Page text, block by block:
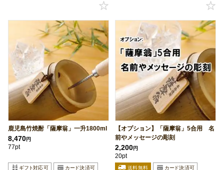
鹿児島竹焼酎「薩摩翁」一升1800ml
8,470円
77pt
【オプション】「薩摩翁」5合用 名
前やメッセージの彫刻
2,200円
20pt